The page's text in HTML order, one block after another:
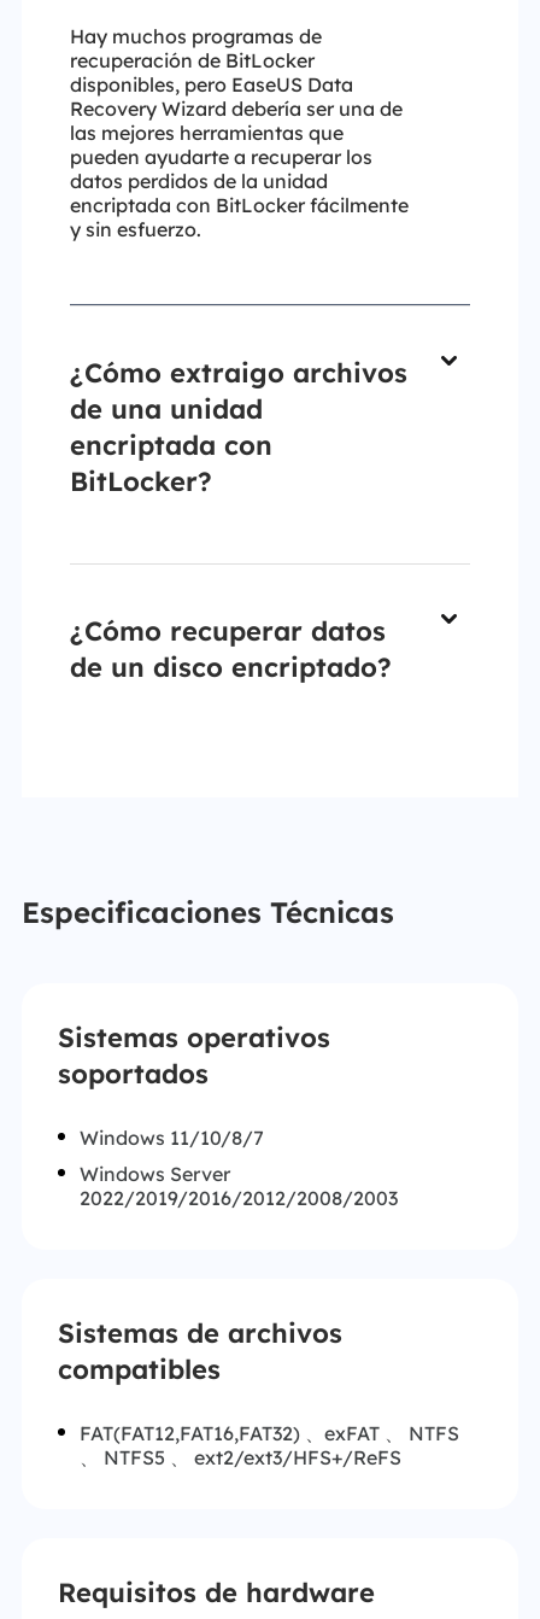
Hay muchos programas de
recuperación de BitLocker
disponibles, pero EaseUS Data
Recovery Wizard debería ser una de
las mejores herramientas que
pueden ayudarte a recuperar los
datos perdidos de la unidad
encriptada con BitLocker fácilmente
y sin esfuerzo.
¿Cómo extraigo archivos
de una unidad
encriptada con
BitLocker?
¿Cómo recuperar datos
de un disco encriptado?
Especificaciones Técnicas
Sistemas operativos
soportados
Windows 11/10/8/7
Windows Server
2022/2019/2016/2012/2008/2003
Sistemas de archivos
compatibles
FAT(FAT12,FAT16,FAT32) 、exFAT 、 NTFS
、 NTFS5 、 ext2/ext3/HFS+/ReFS
Requisitos de hardware